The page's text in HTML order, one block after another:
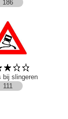
186
bij slingeren
111